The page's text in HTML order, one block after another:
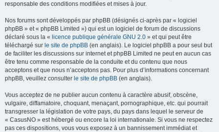
responsable des conditions modifiées et mises à jour.
Nos forums sont développés par phpBB (désignés ci-après par « logiciel
phpBB » et « phpBB Limited ») qui est un logiciel de forum de discussions
déclaré sous la « licence publique générale GNU 2.0 » et qui peut être
téléchargé sur le site de phpBB (en anglais). Le logiciel phpBB a pour seul but
de faciliter les discussions sur internet et phpBB Limited ne peut en aucun cas
être tenu comme responsable de la conduite et du contenu que nous
acceptons et que nous n’acceptons pas. Pour plus d’informations concernant
phpBB, veuillez consulter le site de phpBB (en anglais).
Vous acceptez de ne publier aucun contenu à caractère abusif, obscène,
vulgaire, diffamatoire, choquant, menaçant, pornographique, etc. qui pourrait
transgresser la législation de votre pays, du pays dans lequel le serveur de
« CasusNO » est hébergé ou encore la loi internationale. Si vous ne respectez
pas ces dispositions, vous vous exposez à un bannissement immédiat et